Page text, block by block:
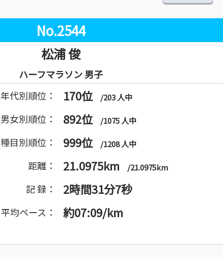
No.2544
松浦 俊
ハーフマラソン 男子
年代別順位：
170位 /203 人中
男女別順位： 892位 /1075 人中
種目別順位： 999位 /1208 人中
距離： 21.0975km /21.0975km
記 録： 2時間31分7秒
平均ペース： 約07:09/km